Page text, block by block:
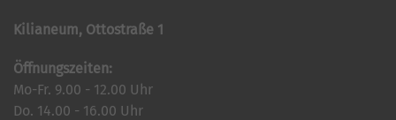
Kilianeum, Ottostraße 1
Öffnungszeiten:
Mo-Fr. 9.00 - 12.00 Uhr
Do. 14.00 - 16.00 Uhr